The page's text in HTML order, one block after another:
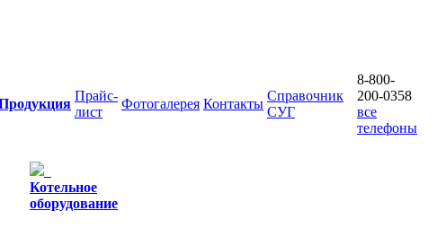
Прайс-
лист
Фотогалерея Контакты
Справочник
СУГ
8-800-
200-0358
все
телефоны
Котельное
оборудование